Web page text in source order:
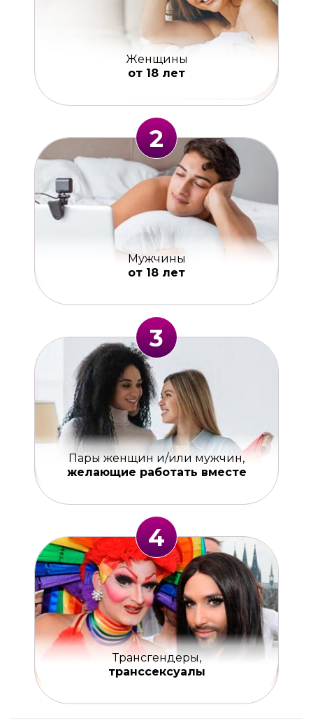
Женщины
от 18 лет
2
Мужчины
от 18 лет
3
Пары женщин и/или мужчин,
желающие работать вместе
4
Трансгендеры,
транссексуалы